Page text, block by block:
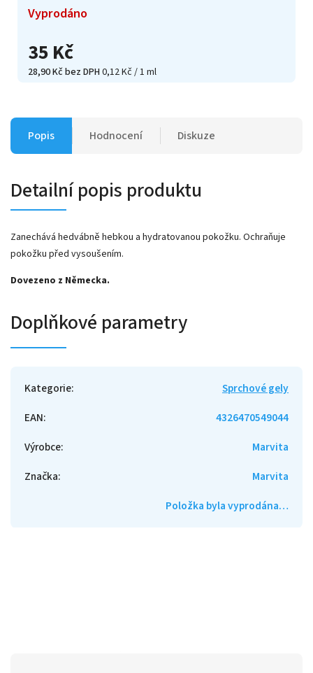
35 Kč
28,90 Kč bez DPH0,12 Kč / 1 ml
Vyprodáno
Popis Hodnocení Diskuze
Detailní popis produktu
Zanechává hedvábně hebkou a hydratovanou pokožku. Ochraňuje
pokožku před vysoušením.
Dovezeno z Německa.
Doplňkové parametry
Kategorie:
Sprchové gely
EAN:
4326470549044
Výrobce:
Marvita
Značka:
Marvita
Položka byla vyprodána…